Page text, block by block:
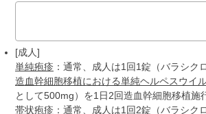
[成人]
単純疱疹 ：通常、成人は1回1錠（バラシク
造血幹細胞移植における単純ヘルペスウイ
として500mg）を1日2回造血幹細胞移植施
帯状疱疹 ：通常、成人は1回2錠（バラシク